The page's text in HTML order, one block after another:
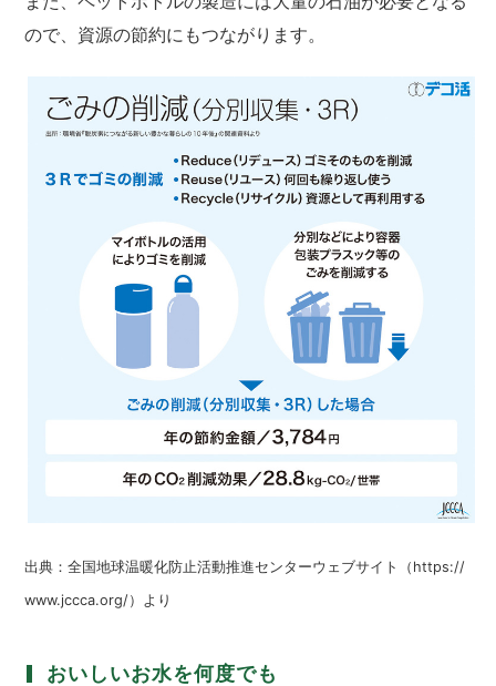
ので、資源の節約にもつながります。
出典：全国地球温暖化防止活動推進センターウェブサイト（https://
www.jccca.org/）より
おいしいお水を何度でも